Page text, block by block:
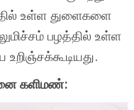
உள்ள துளைகளை
பழத்தில் உள்ள
களிமண்: